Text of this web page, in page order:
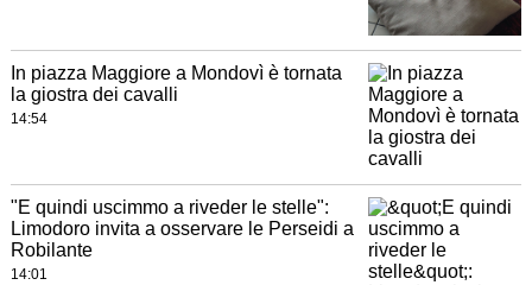
In piazza Maggiore a Mondovì è tornata
la giostra dei cavalli
14:54
"E quindi uscimmo a riveder le stelle":
Limodoro invita a osservare le Perseidi a
Robilante
14:01